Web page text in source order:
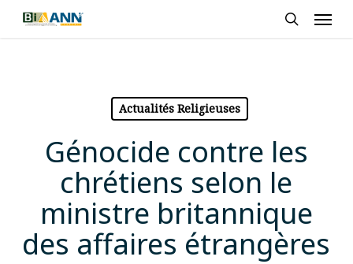
Skip
Actualités Religieuses
Génocide contre les
chrétiens selon le
ministre britannique
des affaires étrangères